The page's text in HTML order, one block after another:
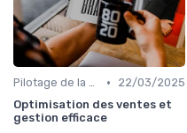
Pilotage de la performance commerciale •
22/03/2025
Optimisation des ventes et
gestion efficace